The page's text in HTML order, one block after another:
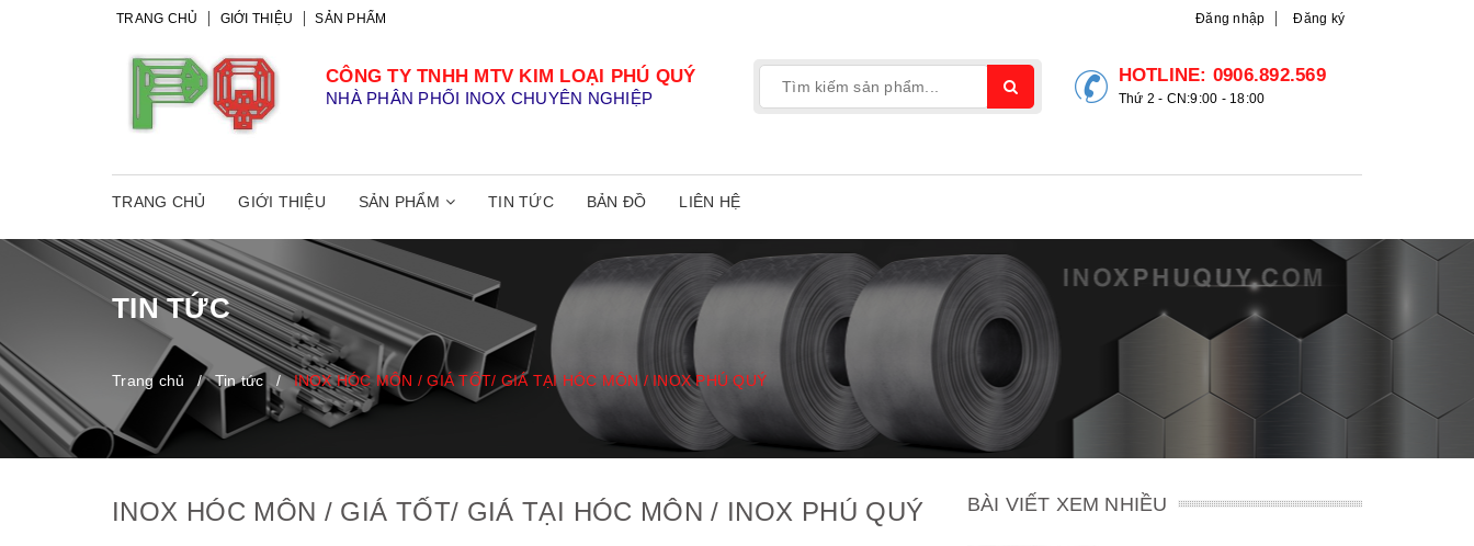
TRANG CHỦ GIỚI THIỆU SẢN PHẨM Đăng nhập Đăng ký
CÔNG TY TNHH MTV KIM LOẠI PHÚ QUÝ
NHÀ PHÂN PHỐI INOX CHUYÊN NGHIỆP
HOTLINE: 0906.892.569
Thứ 2 - CN:9:00 - 18:00
TRANG CHỦ GIỚI THIỆU SẢN PHẨM TIN TỨC BẢN ĐỒ LIÊN HỆ
TIN TỨC
Trang chủ / Tin tức / INOX HÓC MÔN / GIÁ TỐT/ GIÁ TẠI HÓC MÔN / INOX PHÚ QUÝ
INOX HÓC MÔN / GIÁ TỐT/ GIÁ TẠI HÓC MÔN / INOX PHÚ QUÝ BÀI VIẾT XEM NHIỀU